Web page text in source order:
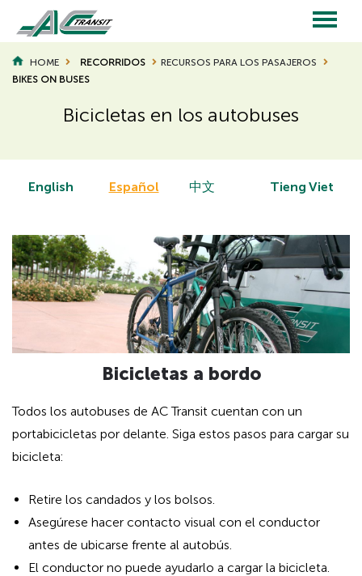
main
content
Main
navigation
BREADCRUMB
HOME RECORRIDOS
RECURSOS PARA LOS PASAJEROS
BIKES ON BUSES
Bicicletas en los autobuses
English Español 中文 Tieng Viet
Bicicletas a bordo
Todos los autobuses de AC Transit cuentan con un
portabicicletas por delante. Siga estos pasos para cargar su
bicicleta:
Retire los candados y los bolsos.
Asegúrese hacer contacto visual con el conductor
antes de ubicarse frente al autobús.
El conductor no puede ayudarlo a cargar la bicicleta.